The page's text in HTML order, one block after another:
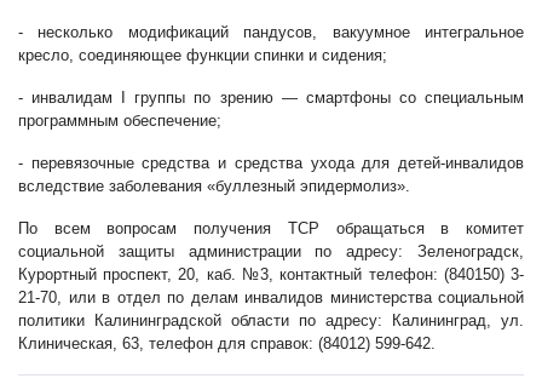
- несколько модификаций пандусов, вакуумное интегральное
кресло, соединяющее функции спинки и сидения;
- инвалидам I группы по зрению —смартфоны со специальным
программным обеспечение;
- перевязочные средства и средства ухода для детей-инвалидов
вследствие заболевания «буллезный эпидермолиз».
По всем вопросам получения ТСР обращаться в комитет
социальной защиты администрации по адресу: Зеленоградск,
Курортный проспект, 20, каб. №3, контактный телефон: (840150) 3-
21-70, или в отдел по делам инвалидов министерства социальной
политики Калининградской области по адресу: Калининград, ул.
Клиническая, 63, телефон для справок: (84012) 599-642.